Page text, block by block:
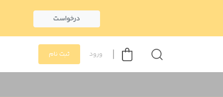
درخواست
ورود ثبت نام